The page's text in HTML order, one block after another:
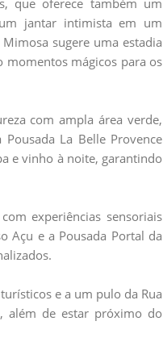
que oferece também um
jantar intimista em um
sugere uma estadia
momentos mágicos para os
com ampla área verde,
La Belle Provence
e vinho à noite, garantindo
experiências sensoriais
Açu e a Pousada Portal da
e a um pulo da Rua
além de estar próximo do